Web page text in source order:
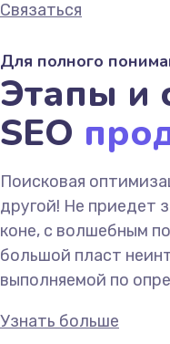
Связаться
Для полного
Этапы и
SEO
Поисковая
другой! Не приедет
коне, с волшебным
большой пласт
выполняемой по
Узнать больше